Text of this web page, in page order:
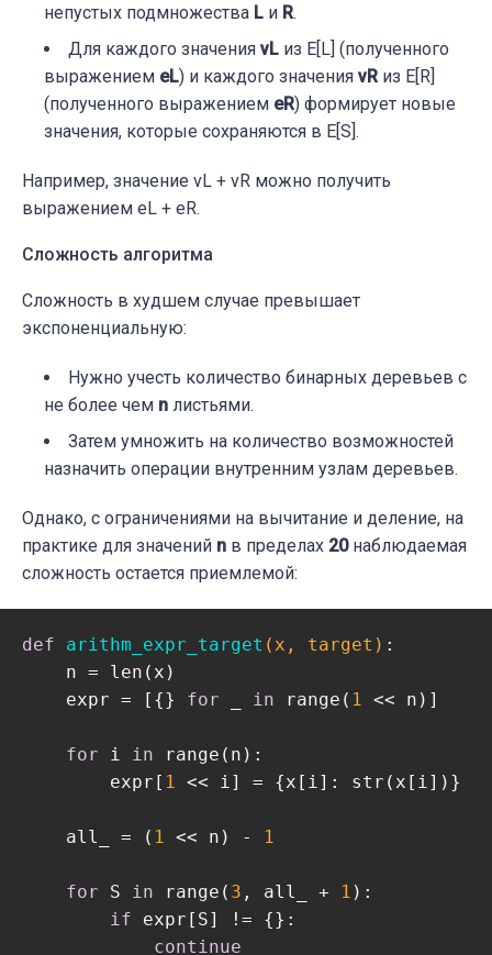
непустых подмножества L и R.
Для каждого значения vL из E[L] (полученного
выражением eL) и каждого значения vR из E[R]
(полученного выражением eR) формирует новые
значения, которые сохраняются в E[S].
Например, значение vL + vR можно получить
выражением eL + eR.
Сложность алгоритма
Сложность в худшем случае превышает
экспоненциальную:
Нужно учесть количество бинарных деревьев с
не более чем n листьями.
Затем умножить на количество возможностей
назначить операции внутренним узлам деревьев.
Однако, с ограничениями на вычитание и деление, на
практике для значений n в пределах 20наблюдаемая
сложность остается приемлемой:
def arithm_expr_target (x, target) :
    n = len(x)
    expr = [{}
for in range( 1 << n)]
for i in range(n):
        expr[
1 << i] = {x[i]: str(x[i])}
    all_ = (
1 << n) - 1
for S in range( 3 , all_ + 1 ):
if expr[S] != {}:
continue